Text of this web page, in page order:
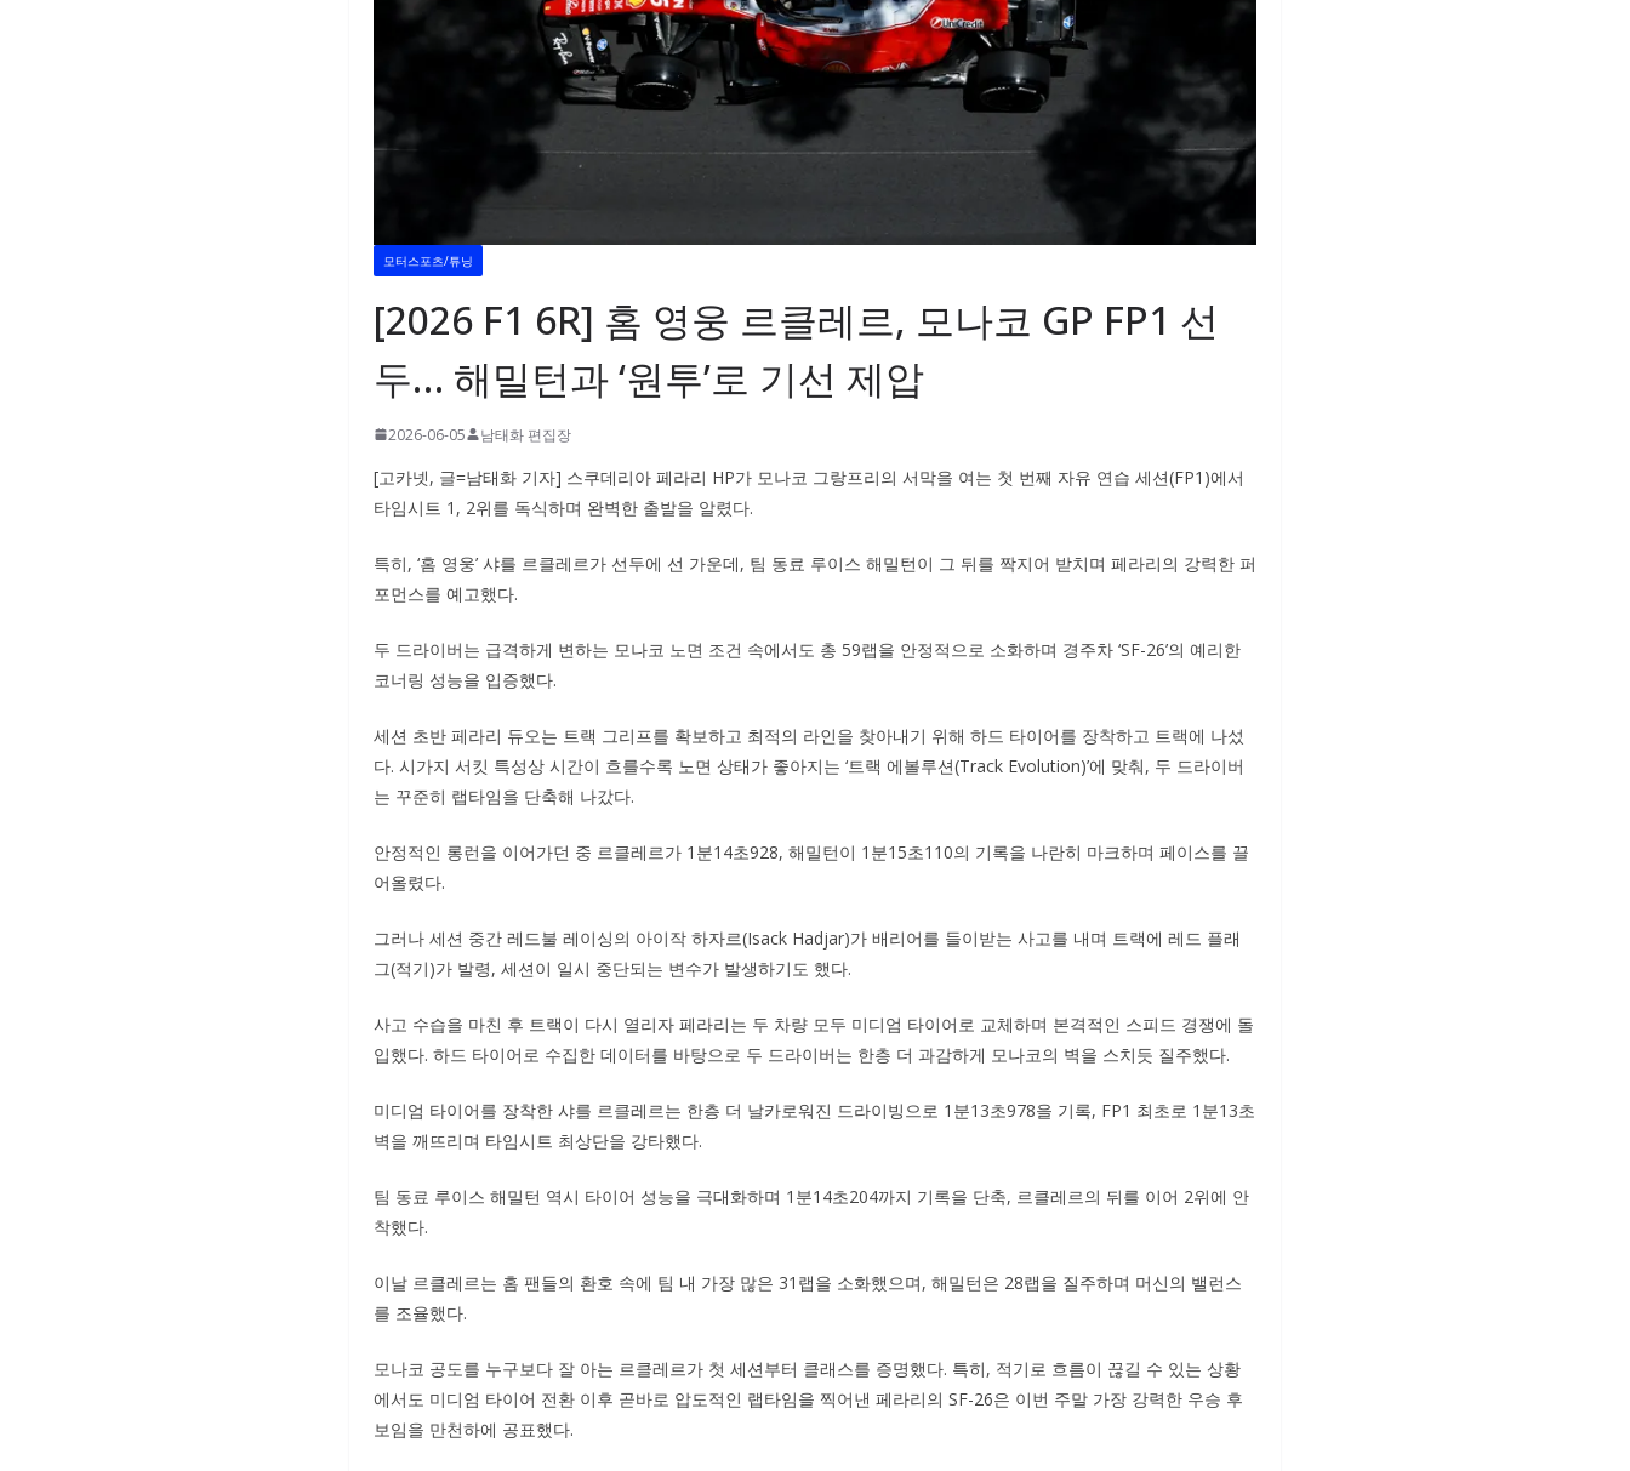
모터스포츠/튜닝
[2026 F1 6R] 홈 영웅 르클레르, 모나코 GP FP1 선
두… 해밀턴과 ‘원투’로 기선 제압
2026-06-05 남태화 편집장
[고카넷, 글=남태화 기자] 스쿠데리아 페라리 HP가 모나코 그랑프리의 서막을 여는 첫 번째 자유 연습 세션(FP1)에서
타임시트 1, 2위를 독식하며 완벽한 출발을 알렸다.
특히, ‘홈 영웅’ 샤를 르클레르가 선두에 선 가운데, 팀 동료 루이스 해밀턴이 그 뒤를 짝지어 받치며 페라리의 강력한 퍼
포먼스를 예고했다.
두 드라이버는 급격하게 변하는 모나코 노면 조건 속에서도 총 59랩을 안정적으로 소화하며 경주차 ‘SF-26’의 예리한
코너링 성능을 입증했다.
세션 초반 페라리 듀오는 트랙 그리프를 확보하고 최적의 라인을 찾아내기 위해 하드 타이어를 장착하고 트랙에 나섰
다. 시가지 서킷 특성상 시간이 흐를수록 노면 상태가 좋아지는 ‘트랙 에볼루션(Track Evolution)’에 맞춰, 두 드라이버
는 꾸준히 랩타임을 단축해 나갔다.
안정적인 롱런을 이어가던 중 르클레르가 1분14초928, 해밀턴이 1분15초110의 기록을 나란히 마크하며 페이스를 끌
어올렸다.
그러나 세션 중간 레드불 레이싱의 아이작 하자르(Isack Hadjar)가 배리어를 들이받는 사고를 내며 트랙에 레드 플래
그(적기)가 발령, 세션이 일시 중단되는 변수가 발생하기도 했다.
사고 수습을 마친 후 트랙이 다시 열리자 페라리는 두 차량 모두 미디엄 타이어로 교체하며 본격적인 스피드 경쟁에 돌
입했다. 하드 타이어로 수집한 데이터를 바탕으로 두 드라이버는 한층 더 과감하게 모나코의 벽을 스치듯 질주했다.
미디엄 타이어를 장착한 샤를 르클레르는 한층 더 날카로워진 드라이빙으로 1분13초978을 기록, FP1 최초로 1분13초
벽을 깨뜨리며 타임시트 최상단을 강타했다.
팀 동료 루이스 해밀턴 역시 타이어 성능을 극대화하며 1분14초204까지 기록을 단축, 르클레르의 뒤를 이어 2위에 안
착했다.
이날 르클레르는 홈 팬들의 환호 속에 팀 내 가장 많은 31랩을 소화했으며, 해밀턴은 28랩을 질주하며 머신의 밸런스
를 조율했다.
모나코 공도를 누구보다 잘 아는 르클레르가 첫 세션부터 클래스를 증명했다. 특히, 적기로 흐름이 끊길 수 있는 상황
에서도 미디엄 타이어 전환 이후 곧바로 압도적인 랩타임을 찍어낸 페라리의 SF-26은 이번 주말 가장 강력한 우승 후
보임을 만천하에 공표했다.